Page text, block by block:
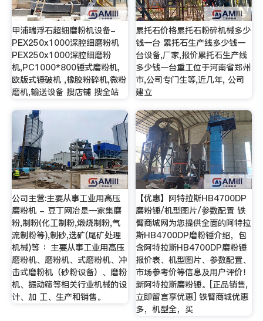
甲浦瑞浮石超细磨粉机设备-
PEX250x1000深腔细磨粉机
PEX250x1000深腔细磨粉
机,PC1000*800锤式磨粉机,
欧版式锤破机 ,橡胶粉碎机,微粉
磨机,输送设备 搜店铺 搜全站
累托石价格累托石粉碎机械多少
钱一台 累托石生产线多少钱一
台设备,厂家,报价累托石生产线
多少钱一台重工位于河南省郑州
市,公司专门生等,近几年, 公司
建立
公司主营:主要从事工业用高压
磨粉机 - 豆丁网冶是一家集磨
粉,制粉(化工制粉,煅烧制粉,气
流制粉等),制砂,选矿(尾矿处理
机械)等 ：主要从事工业用高压
磨粉机、磨粉机、式磨粉机、冲
击式磨粉机（砂粉设备）、磨粉
机、振动筛等相关行业机械的设
计、加 工、生产和销售。
【优惠】阿特拉斯HB4700DP
磨粉锤/机型图片/参数配置 铁
臂商城网为您提供全面的阿特拉
斯HB4700DP磨粉锤介绍，包
含阿特拉斯HB4700DP磨粉锤
报价表、机型图片、参数配置、
市场参考价等信息及用户评价！
新阿特拉斯磨粉锤。[正品销售,
立即留言享优惠] 铁臂商城优惠
多，机型全，买